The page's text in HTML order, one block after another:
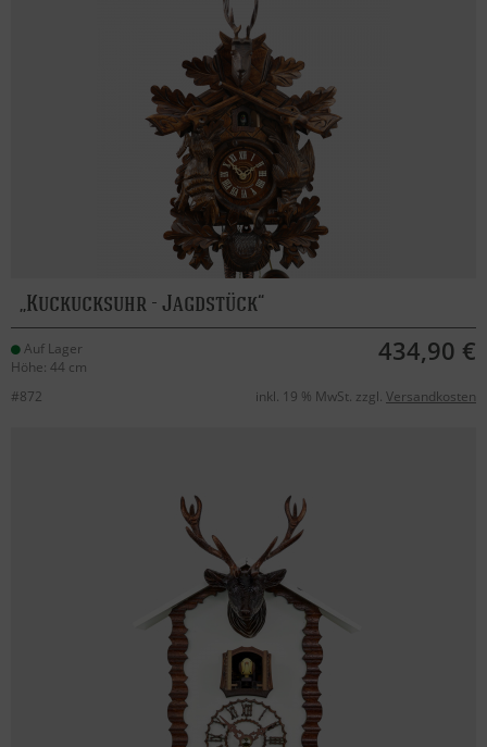
Kuckucksuhr - Jagdstück
Auf Lager
Höhe: 44 cm
434,90 €
#872 inkl. 19 % MwSt. zzgl. Versandkosten